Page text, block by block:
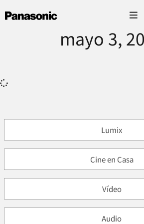
mayo 3,
Lumix
Cine en Casa
Vídeo
Audio